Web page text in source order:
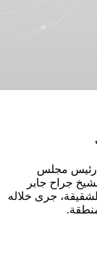
رئيس مجلس
جراح جابر
جرى خلاله